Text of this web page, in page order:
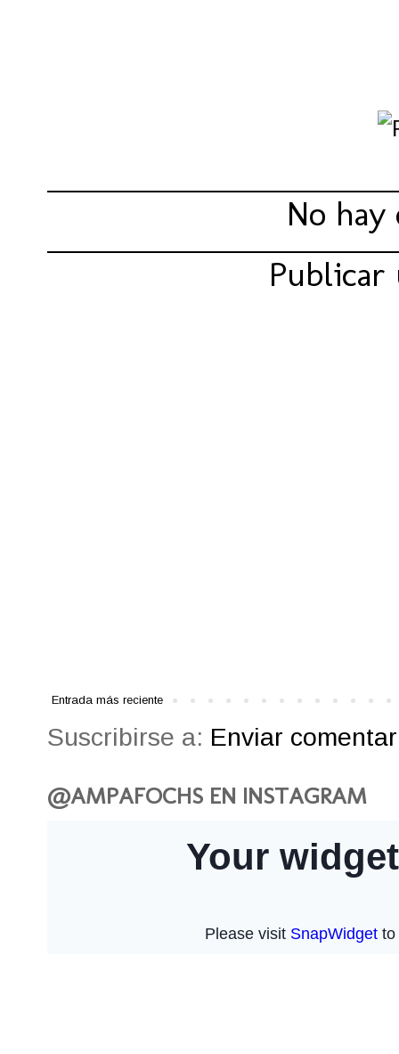
No
Entrada más reciente
Suscribirse a: Enviar
@AMPAFOCHS EN INSTAGRAM